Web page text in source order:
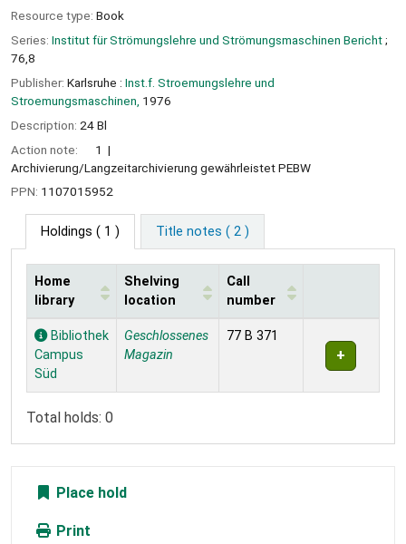
Resource type: Book
Series: Institut für Strömungslehre und Strömungsmaschinen Bericht;
76,8
Publisher: Karlsruhe : Inst.f. Stroemungslehre und
Stroemungsmaschinen, 1976
Description: 24 Bl
Action note:
1
Archivierung/Langzeitarchivierung gewährleistet PEBW
PPN: 1107015952
Holdings ( 1 ) Title notes ( 2 )
Holdings
Home
library
Shelving
location
Call
number
Bibliothek
Campus
Süd
Geschlossenes
Magazin
77 B 371
Total holds: 0
Place hold
Print